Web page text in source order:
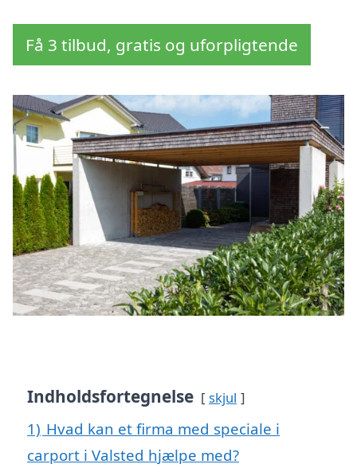
Få 3 tilbud, gratis og uforpligtende
Indholdsfortegnelse skjul
1) Hvad kan et firma med speciale i
carport i Valsted hjælpe med?